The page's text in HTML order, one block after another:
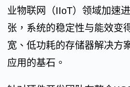
业物联网（IIoT）领域加速
张，系统的稳定性与能效变
宽、低功耗的存储器解决方
应用的基石。